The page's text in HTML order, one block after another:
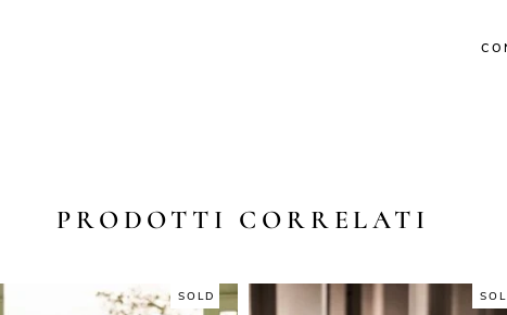
PRODOTTI CORRELATI
SOLD